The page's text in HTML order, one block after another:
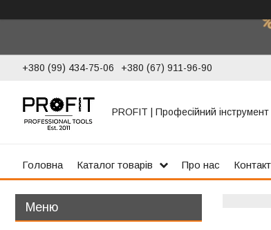
+380 (99) 434-75-06 +380 (67) 911-96-90
PROFIT | Професійний інструмент
Головна Каталог товарів Про нас